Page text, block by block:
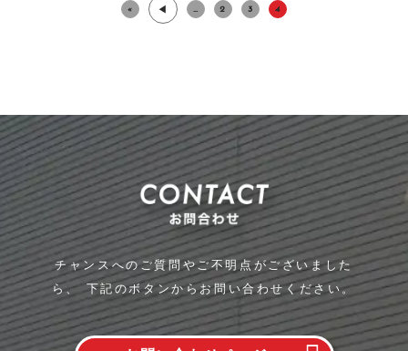
« ◀︎ … 2 3 4
チャンスへのご質問やご不明点がございました
ら、 下記のボタンからお問い合わせください。